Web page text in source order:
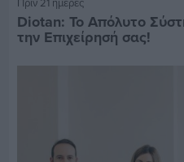
Diotan: Το Απόλυτο
την Επιχείρησή σας!